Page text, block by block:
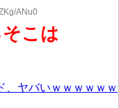
ANu0
こは
、ヤバいｗｗｗｗｗｗ